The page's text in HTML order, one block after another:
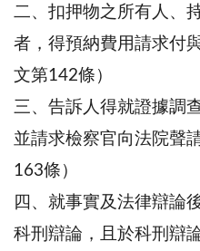
二、扣押物之所有人、
者，得預納費用請求付
文第142條）
三、告訴人得就證據調
並請求檢察官向法院聲
163條）
四、就事實及法律辯論
科刑辯論，且於科刑辯